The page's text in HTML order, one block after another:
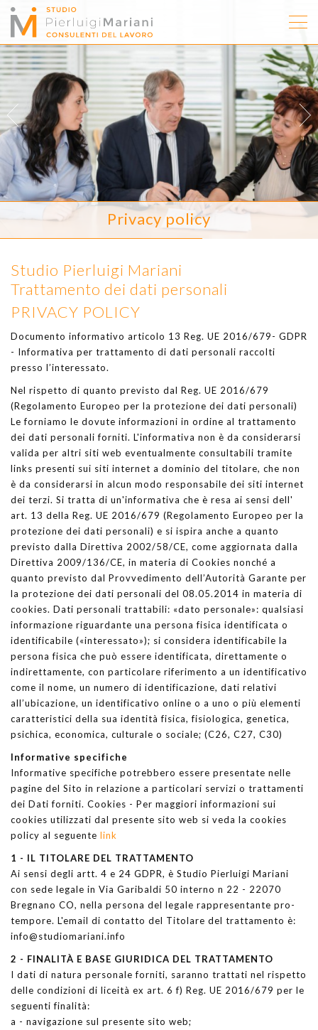
Privacy policy
Studio Pierluigi Mariani
Trattamento dei dati personali
PRIVACY POLICY
Documento informativo articolo 13 Reg. UE 2016/679- GDPR
- Informativa per trattamento di dati personali raccolti
presso l’interessato.
Nel rispetto di quanto previsto dal Reg. UE 2016/679
(Regolamento Europeo per la protezione dei dati personali)
Le forniamo le dovute informazioni in ordine al trattamento
dei dati personali forniti. L'informativa non è da considerarsi
valida per altri siti web eventualmente consultabili tramite
links presenti sui siti internet a dominio del titolare, che non
è da considerarsi in alcun modo responsabile dei siti internet
dei terzi. Si tratta di un'informativa che è resa ai sensi dell'
art. 13 della Reg. UE 2016/679 (Regolamento Europeo per la
protezione dei dati personali) e si ispira anche a quanto
previsto dalla Direttiva 2002/58/CE, come aggiornata dalla
Direttiva 2009/136/CE, in materia di Cookies nonché a
quanto previsto dal Provvedimento dell’Autorità Garante per
la protezione dei dati personali del 08.05.2014 in materia di
cookies. Dati personali trattabili: «dato personale»: qualsiasi
informazione riguardante una persona fisica identificata o
identificabile («interessato»); si considera identificabile la
persona fisica che può essere identificata, direttamente o
indirettamente, con particolare riferimento a un identificativo
come il nome, un numero di identificazione, dati relativi
all’ubicazione, un identificativo online o a uno o più elementi
caratteristici della sua identità fisica, fisiologica, genetica,
psichica, economica, culturale o sociale; (C26, C27, C30)
Informative specifiche
Informative specifiche potrebbero essere presentate nelle
pagine del Sito in relazione a particolari servizi o trattamenti
dei Dati forniti. Cookies - Per maggiori informazioni sui
cookies utilizzati dal presente sito web si veda la cookies
policy al seguente link
1 - IL TITOLARE DEL TRATTAMENTO
Ai sensi degli artt. 4 e 24 GDPR, è Studio Pierluigi Mariani
con sede legale in Via Garibaldi 50 interno n 22 - 22070
Bregnano CO, nella persona del legale rappresentante pro-
tempore. L'email di contatto del Titolare del trattamento è:
info@studiomariani.info
2 - FINALITÀ E BASE GIURIDICA DEL TRATTAMENTO
I dati di natura personale forniti, saranno trattati nel rispetto
delle condizioni di liceità ex art. 6 f) Reg. UE 2016/679 per le
seguenti finalità:
a - navigazione sul presente sito web;